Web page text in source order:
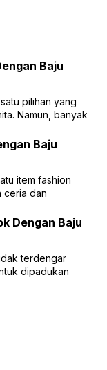
Baju
pilihan yang
Namun, banyak
Baju
item fashion
ceria dan
Dengan Baju
terdengar
dipadukan